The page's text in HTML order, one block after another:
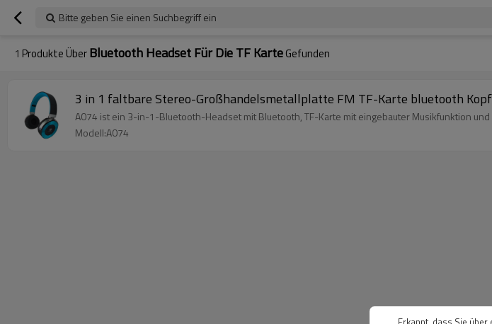
Bitte geben Sie einen Suchbegriff ein
1 Produkte ÜberBluetooth Headset Für Die TF KarteGefunden
3 in 1 faltbare Stereo-Großhandelsmetallplatte FM TF-Karte bluetooth
A074 ist ein 3-in-1-Bluetooth-Headset mit Bluetooth, TF-Karte mit eingebauter Musikfunktion
Modell:A074